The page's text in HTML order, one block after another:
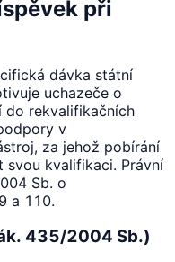
při
dávka státní
uchazeče o
do rekvalifikačních
v
za jehož pobírání
svou kvalifikaci. Právní
Sb. o
a 110.
435/2004 Sb.)